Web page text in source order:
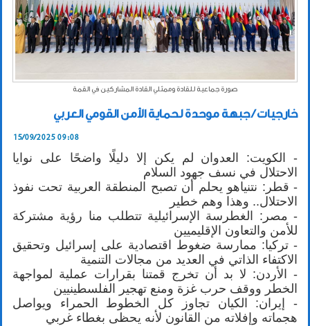
صورة جماعية للقادة وممثلي القادة المشاركين في القمة
خارجيات / جبهة موحدة لحماية الأمن القومي العربي
15/09/2025 09:08
- الكويت: العدوان لم يكن إلا دليلًا واضحًا على نوايا
الاحتلال في نسف جهود السلام
- قطر: نتنياهو يحلم أن تصبح المنطقة العربية تحت نفوذ
الاحتلال.. وهذا وهم خطير
- مصر: الغطرسة الإسرائيلية تتطلب منا رؤية مشتركة
للأمن والتعاون الإقليميين
- تركيا: ممارسة ضغوط اقتصادية على إسرائيل وتحقيق
الاكتفاء الذاتي في العديد من مجالات التنمية
- الأردن: لا بد أن تخرج قمتنا بقرارات عملية لمواجهة
الخطر ووقف حرب غزة ومنع تهجير الفلسطينيين
- إيران: الكيان تجاوز كل الخطوط الحمراء ويواصل
هجماته وإفلاته من القانون لأنه يحظى بغطاء غربي